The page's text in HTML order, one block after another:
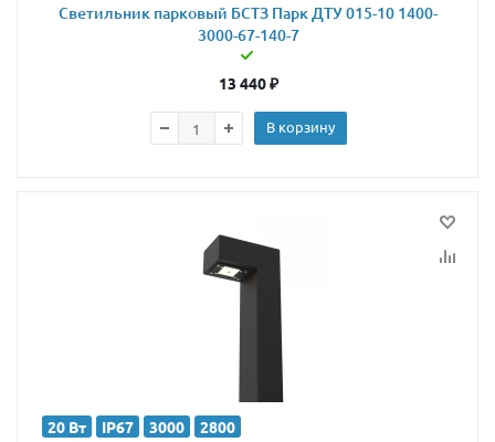
Светильник парковый БСТЗ Парк ДТУ 015-10 1400-
3000-67-140-7
13 440₽
В корзину
20 Вт IP67 3000 2800